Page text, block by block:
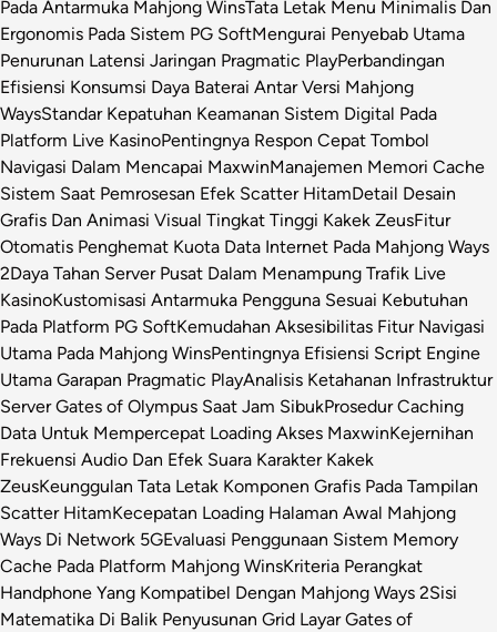
Pada Antarmuka Mahjong WinsTata Letak Menu Minimalis Dan
Ergonomis Pada Sistem PG SoftMengurai Penyebab Utama
Penurunan Latensi Jaringan Pragmatic PlayPerbandingan
Efisiensi Konsumsi Daya Baterai Antar Versi Mahjong
WaysStandar Kepatuhan Keamanan Sistem Digital Pada
Platform Live KasinoPentingnya Respon Cepat Tombol
Navigasi Dalam Mencapai MaxwinManajemen Memori Cache
Sistem Saat Pemrosesan Efek Scatter HitamDetail Desain
Grafis Dan Animasi Visual Tingkat Tinggi Kakek ZeusFitur
Otomatis Penghemat Kuota Data Internet Pada Mahjong Ways
2Daya Tahan Server Pusat Dalam Menampung Trafik Live
KasinoKustomisasi Antarmuka Pengguna Sesuai Kebutuhan
Pada Platform PG SoftKemudahan Aksesibilitas Fitur Navigasi
Utama Pada Mahjong WinsPentingnya Efisiensi Script Engine
Utama Garapan Pragmatic PlayAnalisis Ketahanan Infrastruktur
Server Gates of Olympus Saat Jam SibukProsedur Caching
Data Untuk Mempercepat Loading Akses MaxwinKejernihan
Frekuensi Audio Dan Efek Suara Karakter Kakek
ZeusKeunggulan Tata Letak Komponen Grafis Pada Tampilan
Scatter HitamKecepatan Loading Halaman Awal Mahjong
Ways Di Network 5GEvaluasi Penggunaan Sistem Memory
Cache Pada Platform Mahjong WinsKriteria Perangkat
Handphone Yang Kompatibel Dengan Mahjong Ways 2Sisi
Matematika Di Balik Penyusunan Grid Layar Gates of